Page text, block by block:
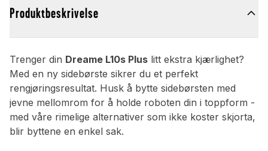
Produktbeskrivelse
Trenger din Dreame L10s Plus litt ekstra kjærlighet?
Med en ny sidebørste sikrer du et perfekt
rengjøringsresultat. Husk å bytte sidebørsten med
jevne mellomrom for å holde roboten din i toppform -
med våre rimelige alternativer som ikke koster skjorta,
blir byttene en enkel sak.